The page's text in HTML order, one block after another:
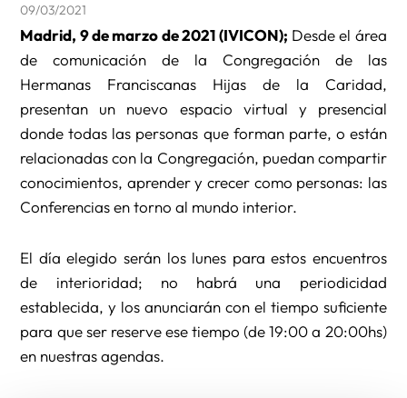
09/03/2021
Madrid, 9 de marzo de 2021 (IVICON); Desde el área
de comunicación de la Congregación de las
Hermanas Franciscanas Hijas de la Caridad,
presentan un nuevo espacio virtual y presencial
donde todas las personas que forman parte, o están
relacionadas con la Congregación, puedan compartir
conocimientos, aprender y crecer como personas: las
Conferencias en torno al mundo interior.
El día elegido serán los lunes para estos encuentros
de interioridad; no habrá una periodicidad
establecida, y los anunciarán con el tiempo suficiente
para que ser reserve ese tiempo (de 19:00 a 20:00hs)
en nuestras agendas.